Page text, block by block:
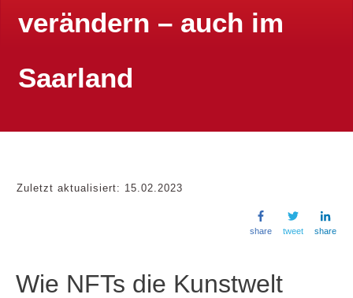
verändern – auch im
Saarland
Zuletzt aktualisiert: 15.02.2023
share tweet share
Wie NFTs die Kunstwelt